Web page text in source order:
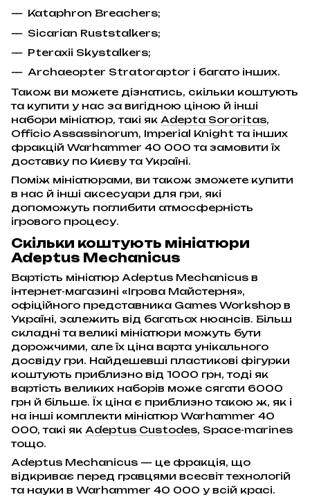
Kataphron Breachers;
Sicarian Ruststalkers;
Pteraxii Skystalkers;
Archaeopter Stratoraptor і багато інших.
Також ви можете дізнатись, скільки коштують
та купити у нас за вигідною ціною й інші
набори мініатюр, такі як Adepta Sororitas,
Officio Assassinorum, Imperial Knight та інших
фракцій Warhammer 40 000 та замовити їх
доставку по Києву та Україні.
Поміж мініатюрами, ви також зможете купити
в нас й інші аксесуари для гри, які
допоможуть поглибити атмосферність
ігрового процесу.
Скільки коштують мініатюри
Adeptus Mechanicus
Вартість мініатюр Adeptus Mechanicus в
інтернет-магазині «Ігрова Майстерня»,
офіційного представника Games Workshop в
Україні, залежить від багатьох нюансів. Більш
складні та великі мініатюри можуть бути
дорожчими, але їх ціна варта унікального
досвіду гри. Найдешевші пластикові фігурки
коштують приблизно від 1000 грн, тоді як
вартість великих наборів може сягати 6000
грн й більше. Їх ціна є приблизно такою ж, як і
на інші комплекти мініатюр Warhammer 40
000, такі як Adeptus Custodes, Space-marines
тощо.
Adeptus Mechanicus — це фракція, що
відкриває перед гравцями всесвіт технологій
та науки в Warhammer 40 000 у всій красі.